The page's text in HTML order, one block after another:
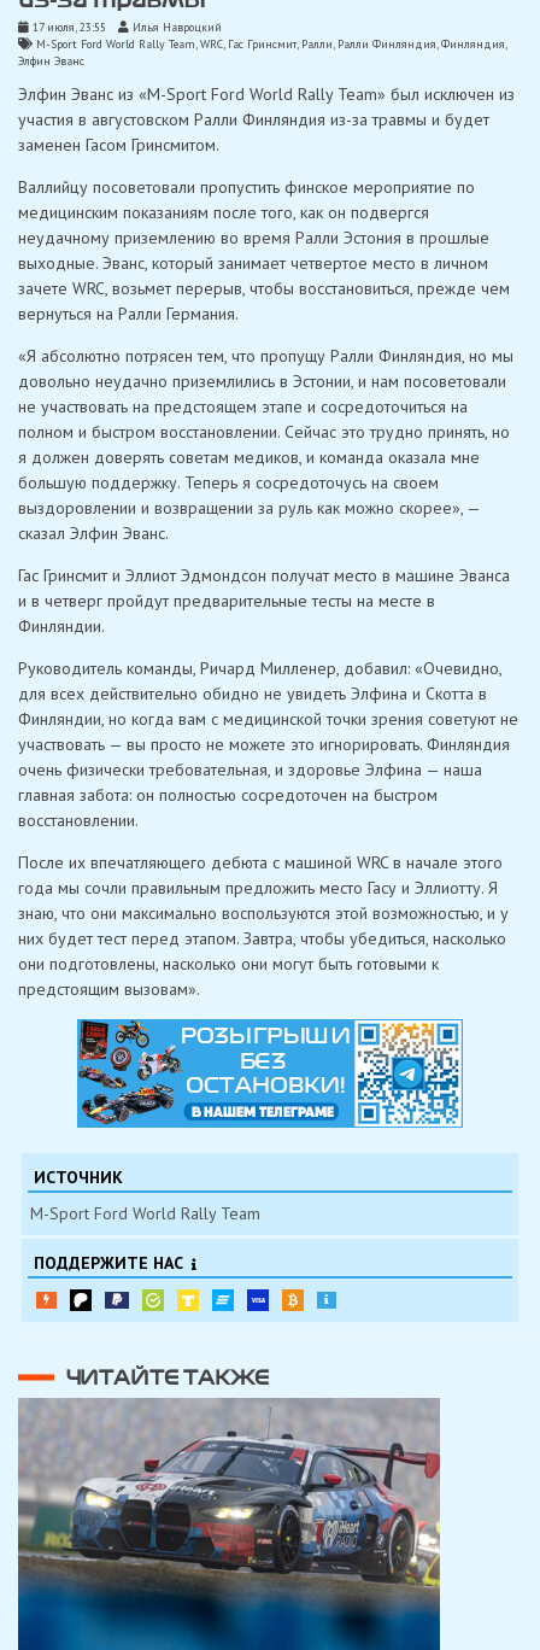
17 июля, 23:55
Илья Навроцкий
M-Sport Ford World Rally Team,WRC, Гас Гринсмит, Ралли, Ралли Финляндия,Финляндия
Элфин Эванс
Элфин Эванс из «M-Sport Ford World Rally Team» был исключен из
участия в августовском Ралли Финляндия из-за травмы и будет
заменен Гасом Гринсмитом.
Валлийцу посоветовали пропустить финское мероприятие по
медицинским показаниям после того, как он подвергся
неудачному приземлению во время Ралли Эстония в прошлые
выходные. Эванс, который занимает четвертое место в личном
зачете WRC, возьмет перерыв, чтобы восстановиться, прежде чем
вернуться на Ралли Германия.
«Я абсолютно потрясен тем, что пропущу Ралли Финляндия, но мы
довольно неудачно приземлились в Эстонии, и нам посоветовали
не участвовать на предстоящем этапе и сосредоточиться на
полном и быстром восстановлении. Сейчас это трудно принять, но
я должен доверять советам медиков, и команда оказала мне
большую поддержку. Теперь я сосредоточусь на своем
выздоровлении и возвращении за руль как можно скорее», —
сказал Элфин Эванс.
Гас Гринсмит и Эллиот Эдмондсон получат место в машине Эванса
и в четверг пройдут предварительные тесты на месте в
Финляндии.
Руководитель команды, Ричард Милленер, добавил: «Очевидно,
для всех действительно обидно не увидеть Элфина и Скотта в
Финляндии, но когда вам с медицинской точки зрения советуют не
участвовать — вы просто не можете это игнорировать. Финляндия
очень физически требовательная, и здоровье Элфина — наша
главная забота: он полностью сосредоточен на быстром
восстановлении.
После их впечатляющего дебюта с машиной WRC в начале этого
года мы сочли правильным предложить место Гасу и Эллиотту. Я
знаю, что они максимально воспользуются этой возможностью, и у
них будет тест перед этапом. Завтра, чтобы убедиться, насколько
они подготовлены, насколько они могут быть готовыми к
предстоящим вызовам».
ИСТОЧНИК
M-Sport Ford World Rally Team
ПОДДЕРЖИТЕ НАС
ЧИТАЙТЕ ТАКЖЕ